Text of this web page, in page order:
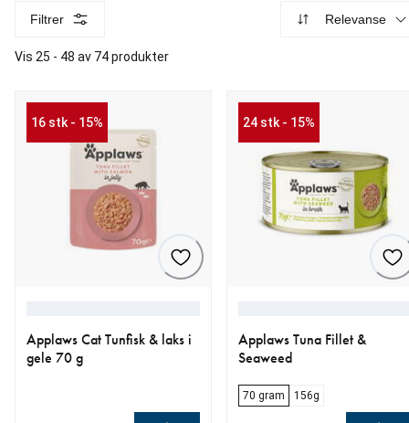
Filtrer Relevanse
Vis 25 - 48 av 74 produkter
16 stk - 15%
Applaws Cat Tunfisk & laks i
gele 70 g
24 stk - 15%
Applaws Tuna Fillet &
Seaweed
70 gram 156g